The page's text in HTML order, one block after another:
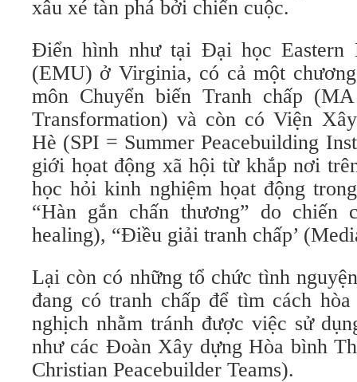
xâu xé tàn phá bởi chiến cuộc.
Điển hình như tại Đại học Eastern
(EMU) ở Virginia, có cả một
môn Chuyển biến Tranh chấp
Transformation) và còn có Viện
Hè (SPI = Summer Peacebuilding
giới họat động xã hội từ khắp nơi
học hỏi kinh nghiệm họat động
“Hàn gắn chấn thương” do chiến
healing), “Điều giải tranh chấp’
Lại còn có những tổ chức tình
đang có tranh chấp để tìm cách
nghịch nhằm tránh được việc sử
như các Đoàn Xây dựng Hòa bình
Christian Peacebuilder Teams).